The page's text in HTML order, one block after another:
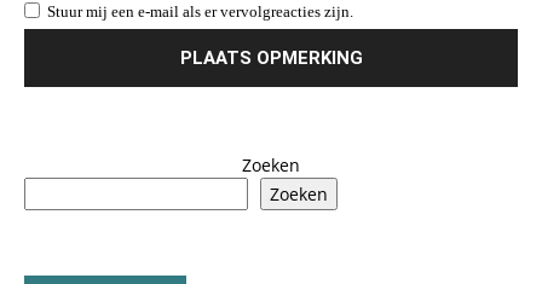
Stuur mij een e-mail als er vervolgreacties zijn.
Zoeken
Zoeken